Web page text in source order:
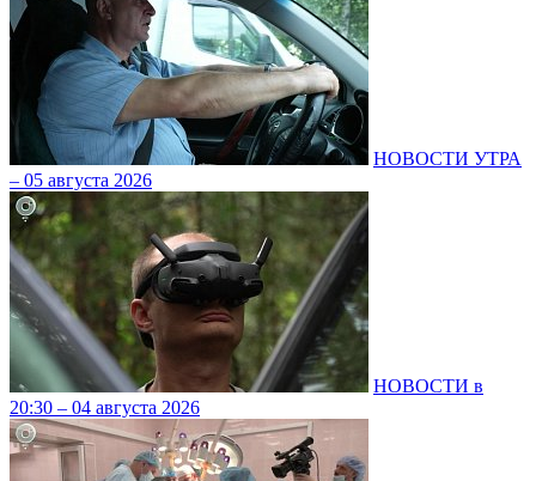
НОВОСТИ УТРА
– 05 августа 2026
НОВОСТИ в
20:30 – 04 августа 2026